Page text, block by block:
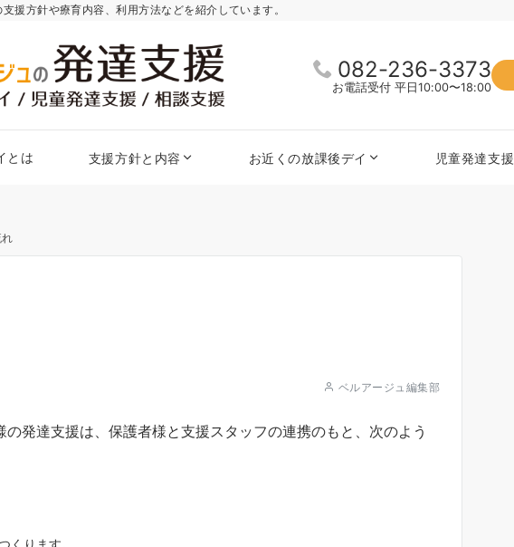
援方針や療育内容、利用方法などを紹介しています。
082-236-3373
お電話受付 平日10:00〜18:00
とは 支援方針と内容 お近くの放課後デイ 児童発達支援
ベルアージュ編集部
発達支援は、保護者様と支援スタッフの連携のもと、次のよう
くります。